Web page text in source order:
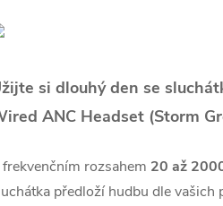
si dlouhý den se
ANC Headset (Storm
frekvenčním rozsahem 20 až
předloží hudbu dle vašich